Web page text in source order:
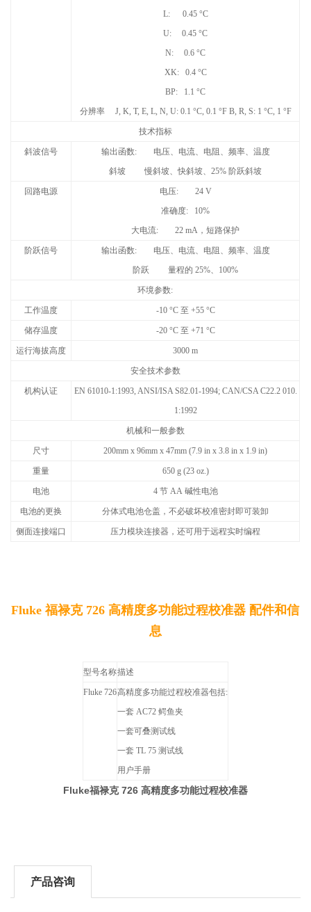
L: 0.45 °C
U: 0.45 °C
N: 0.6 °C
XK: 0.4 °C
BP: 1.1 °C
分辨率J, K, T, E, L, N, U: 0.1 °C, 0.1 °F B, R, S: 1 °C, 1 °F
技术指标
斜波信号 输出函数: 电压、电流、电阻、频率、温度
斜坡
慢斜坡、快斜坡、25%阶跃斜坡
回路电源 电压: 24 V
准确度: 10%
大电流: 22 mA ，短路保护
阶跃信号 输出函数: 电压、电流、电阻、频率、温度
阶跃
量程的 25% 100%
环境参数:
工作温度 -10 °C 至 +55 °C
储存温度 -20 °C 至 +71 °C
运行海拔高度 3000 m
安全技术参数
机构认证
EN 61010-1:1993, ANSI/ISA S82.01-1994; CAN/CSA C22.2 010.
1:1992
机械和一般参数
尺寸 200mm x 96mm x 47mm (7.9 in x 3.8 in x 1.9 in)
重量 650 g (23 oz.)
电池 4 节AA 碱性电池
电池的更换 分体式电池仓盖，不必破坏校准密封即可装卸
侧面连接端口 压力模块连接器，还可用于远程实时编程
Fluke 福禄克 726 高精度多功能过程校准器 配件和信
息
型号名称描述
Fluke 726高精度多功能过程校准器包括:
一套 AC72 鳄鱼夹
一套可叠测试线
一套 TL 75 测试线
用户手册
Fluke福禄克 726 高精度多功能过程校准器
产品咨询